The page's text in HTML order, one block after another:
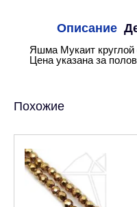
Описание
Яшма Мукаит
Цена указана за
Похожие